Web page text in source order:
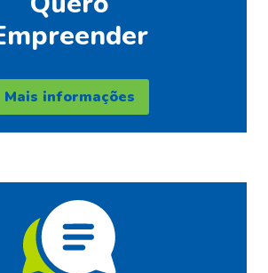
Mais informações